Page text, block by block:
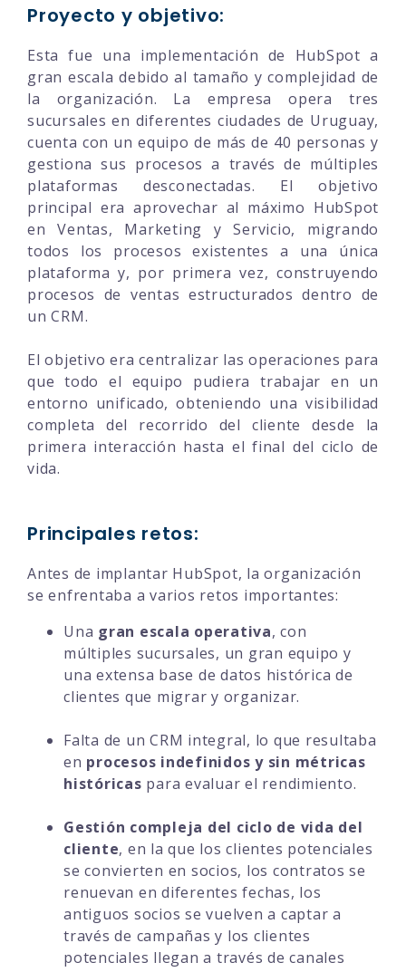
Proyecto y objetivo:
Esta fue una implementación de HubSpot a
gran escala debido al tamaño y complejidad de
la organización. La empresa opera tres
sucursales en diferentes ciudades de Uruguay,
cuenta con un equipo de más de 40 personas y
gestiona sus procesos a través de múltiples
plataformas desconectadas. El objetivo
principal era aprovechar al máximo HubSpot
en Ventas, Marketing y Servicio, migrando
todos los procesos existentes a una única
plataforma y, por primera vez, construyendo
procesos de ventas estructurados dentro de
un CRM.
El objetivo era centralizar las operaciones para
que todo el equipo pudiera trabajar en un
entorno unificado, obteniendo una visibilidad
completa del recorrido del cliente desde la
primera interacción hasta el final del ciclo de
vida.
Principales retos:
Antes de implantar HubSpot, la organización
se enfrentaba a varios retos importantes:
Una gran escala operativa, con
múltiples sucursales, un gran equipo y
una extensa base de datos histórica de
clientes que migrar y organizar.
Falta de un CRM integral, lo que resultaba
en procesos indefinidos y sin métricas
históricas para evaluar el rendimiento.
Gestión compleja del ciclo de vida del
cliente, en la que los clientes potenciales
se convierten en socios, los contratos se
renuevan en diferentes fechas, los
antiguos socios se vuelven a captar a
través de campañas y los clientes
potenciales llegan a través de canales